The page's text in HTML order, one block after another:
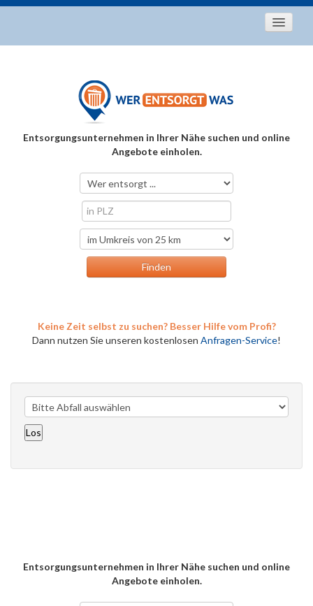
Entsorgungstipps
Über uns
Entsorgungsunternehmen in Ihrer Nähe suchen und online
Angebote einholen.
Keine Zeit selbst zu suchen? Besser Hilfe vom Profi?
Dann nutzen Sie unseren kostenlosen Anfragen-Service!
Entsorgungsunternehmen in Ihrer Nähe suchen und online
Angebote einholen.